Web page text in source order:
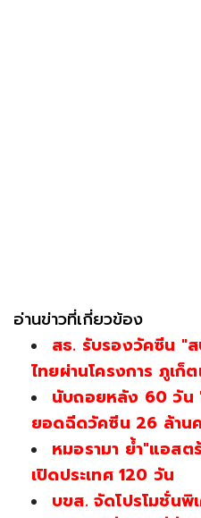
อ่านข่าวที่เกี่ยวข้อง
สธ. รับรองวัคซีน "
ไทยผ่านโครงการ ภูเ
นับถอยหลัง 60 วัน
ยอดฉีดวัคซีน 26 ล้าน
หมอรามา ย้ำ"แอสต
เปิดประเทศ 120 วัน
บขส. จัดโปรโมชั่น